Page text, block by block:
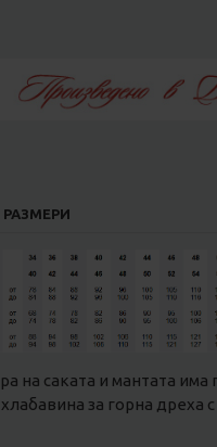
на саката и мантата
за горна дреха с